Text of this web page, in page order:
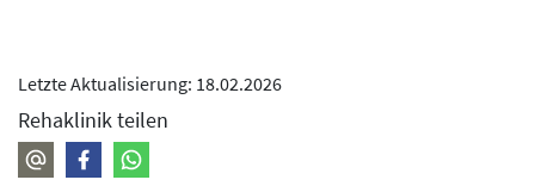
Letzte Aktualisierung: 18.02.2026
Rehaklinik teilen